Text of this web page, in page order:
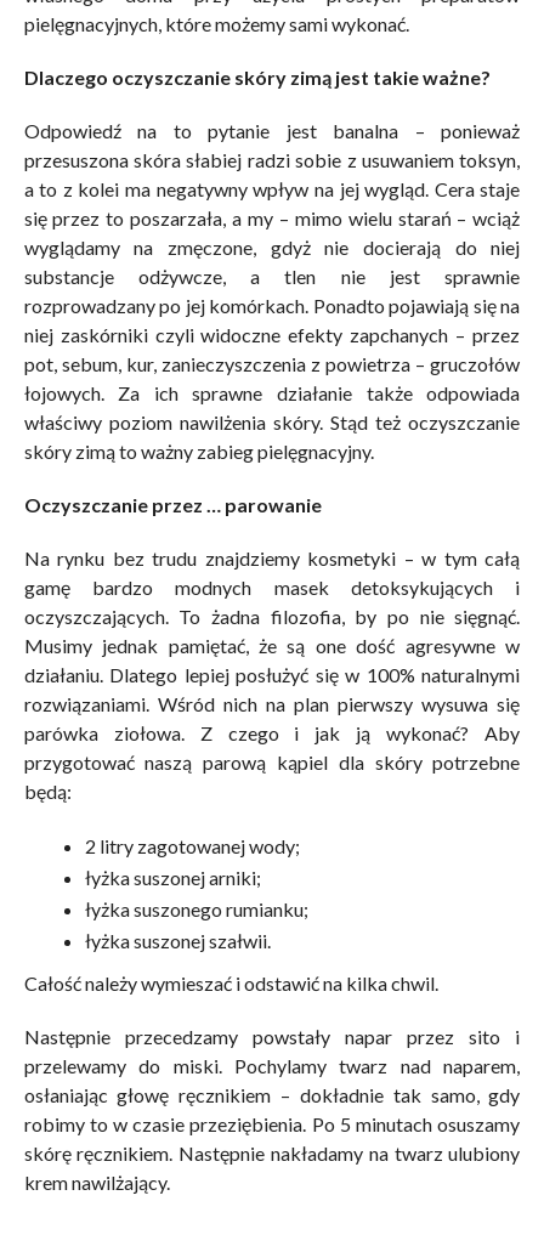
pielęgnacyjnych, które możemy sami wykonać.
Dlaczego oczyszczanie skóry zimą jest takie ważne?
Odpowiedź na to pytanie jest banalna – ponieważ
przesuszona skóra słabiej radzi sobie z usuwaniem toksyn,
a to z kolei ma negatywny wpływ na jej wygląd. Cera staje
się przez to poszarzała, a my – mimo wielu starań – wciąż
wyglądamy na zmęczone, gdyż nie docierają do niej
substancje odżywcze, a tlen nie jest sprawnie
rozprowadzany po jej komórkach. Ponadto pojawiają się na
niej zaskórniki czyli widoczne efekty zapchanych – przez
pot, sebum, kur, zanieczyszczenia z powietrza – gruczołów
łojowych. Za ich sprawne działanie także odpowiada
właściwy poziom nawilżenia skóry. Stąd też oczyszczanie
skóry zimą to ważny zabieg pielęgnacyjny.
Oczyszczanie przez … parowanie
Na rynku bez trudu znajdziemy kosmetyki – w tym całą
gamę bardzo modnych masek detoksykujących i
oczyszczających. To żadna filozofia, by po nie sięgnąć.
Musimy jednak pamiętać, że są one dość agresywne w
działaniu. Dlatego lepiej posłużyć się w 100% naturalnymi
rozwiązaniami. Wśród nich na plan pierwszy wysuwa się
parówka ziołowa. Z czego i jak ją wykonać? Aby
przygotować naszą parową kąpiel dla skóry potrzebne
będą:
2 litry zagotowanej wody;
łyżka suszonej arniki;
łyżka suszonego rumianku;
łyżka suszonej szałwii.
Całość należy wymieszać i odstawić na kilka chwil.
Następnie przecedzamy powstały napar przez sito i
przelewamy do miski. Pochylamy twarz nad naparem,
osłaniając głowę ręcznikiem – dokładnie tak samo, gdy
robimy to w czasie przeziębienia. Po 5 minutach osuszamy
skórę ręcznikiem. Następnie nakładamy na twarz ulubiony
krem nawilżający.